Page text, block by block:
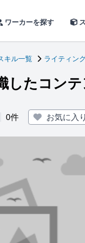
ワーカーを探す
キル一覧 ライティン
したコン
0件 お気に入り